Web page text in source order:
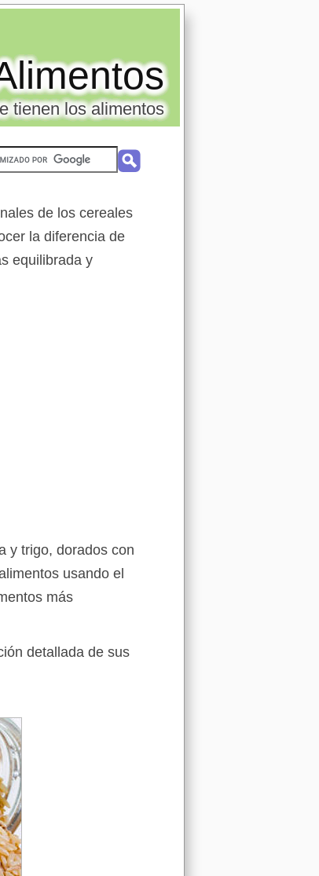
tienen los alimentos
de los cereales
la diferencia de
equilibrada y
y trigo, dorados con
usando el
más
detallada de sus